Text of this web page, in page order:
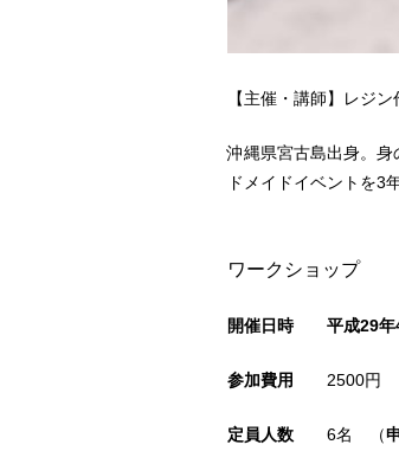
【主催・講師】レジ
沖縄県宮古島出身。
ドメイドイベントを3
ワークショップ
開催日時 平成29
参加費用 2500
定員人数 6名 （